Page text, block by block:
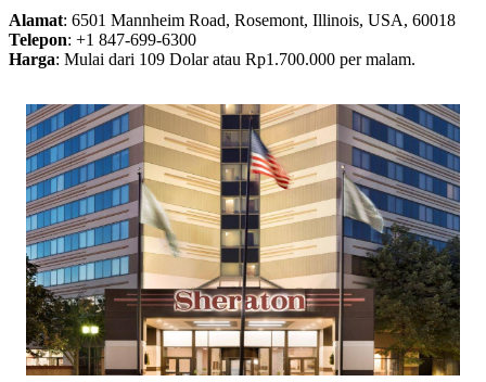
Alamat: 6501 Mannheim Road, Rosemont, Illinois, USA, 60018
Telepon: +1 847-699-6300
Harga: Mulai dari 109 Dolar atau Rp1.700.000 per malam.